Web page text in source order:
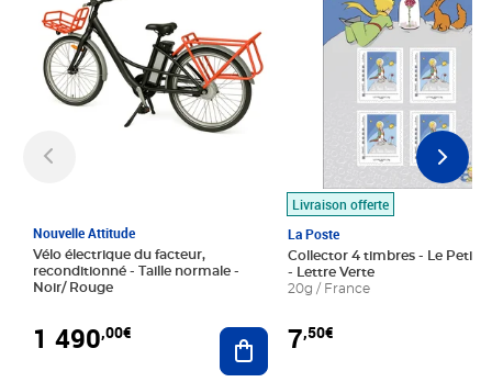
Nouvelle Attitude
Vélo électrique du facteur,
reconditionné - Taille normale -
Noir/ Rouge
1 490,00€ Ajouter au panier
Livraison offerte
La Poste
Collector 4 timbres - Le Petit
- Lettre Verte
20g / France
7,50€